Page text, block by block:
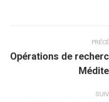
article
Opérations de